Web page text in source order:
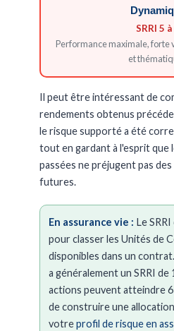
SRRI 5 à
Performance maximale, forte
et
Il peut être intéressant de
rendements obtenus
le risque supporté a été
tout en gardant à l'esprit que
passées ne préjugent pas
futures.
En assurance vie : Le
pour classer les Unités de
disponibles dans un
a généralement un SRRI de
actions peuvent atteindre
de construire une
votreprofil de risque en